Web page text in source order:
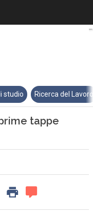
Tour,
studio Ricerca del
tappe